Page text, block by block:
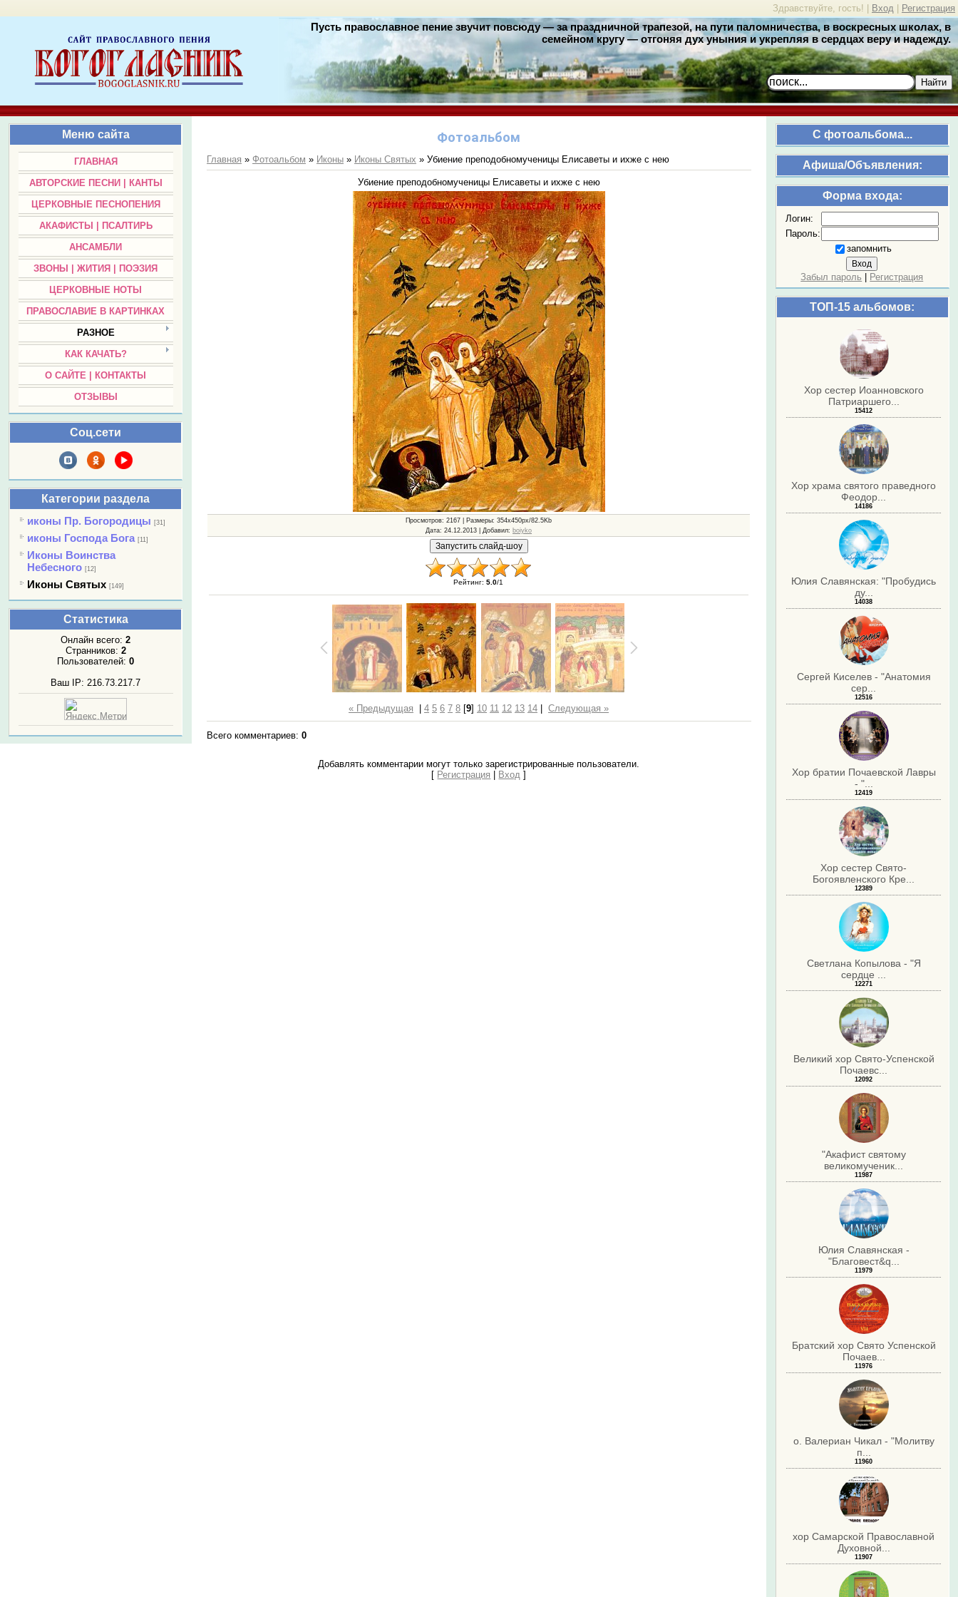
Здравствуйте, гость! | Вход Регистрация
Пусть православное пение звучит повсюду — за праздничной трапезой, на пути паломничества, в воскресных школах, в
семейном кругу — отгоняя дух уныния и укрепляя в сердцах веру и надежду.
Найти
Меню сайта
ГЛАВНАЯ
АВТОРСКИЕ ПЕСНИ | КАНТЫ
ЦЕРКОВНЫЕ ПЕСНОПЕНИЯ
АКАФИСТЫ | ПСАЛТИРЬ
АНСАМБЛИ
ЗВОНЫ | ЖИТИЯ | ПОЭЗИЯ
ЦЕРКОВНЫЕ НОТЫ
ПРАВОСЛАВИЕ В КАРТИНКАХ
РАЗНОЕ
КАК КАЧАТЬ?
О САЙТЕ | КОНТАКТЫ
ОТЗЫВЫ
Соц.сети
Категории раздела
иконы Пр. Богородицы [31]
иконы Господа Бога [11]
Иконы Воинства
Небесного [12]
Иконы Святых [149]
Статистика
Онлайн всего:2
Странников: 2
Пользователей:0
Ваш IP: 216.73.217.7
C фотоальбома...
Афиша/Объявления:
Форма входа:
Логин:
Пароль:
запомнить
Забыл пароль Регистрация
ТОП-15 альбомов:
Хор сестер Иоанновского
Патриаршего...
15412
Хор храма святого праведного
Феодор...
14186
Юлия Славянская: "Пробудись
ду...
14038
Сергей Киселев - "Анатомия
сер...
12516
Хор братии Почаевской Лавры
- "...
12419
Хор сестер Свято-
Богоявленского Кре...
12389
Светлана Копылова - "Я
сердце ...
12271
Великий хор Свято-Успенской
Почаевс...
12092
"Акафист святому
великомученик...
11987
Юлия Славянская -
"Благовест&q...
11979
Братский хор Свято Успенской
Почаев...
11976
о. Валериан Чикал - "Молитву
п...
11960
хор Самарской Православной
Духовной...
11907
Фотоальбом
Главная »Фотоальбом » Иконы » Иконы Святых » Убиение преподобномученицы Елисаветы и ихже с нею
Убиение преподобномученицы Елисаветы и ихже с нею
Просмотров: 2167 | Размеры: 354x450px/82.5Kb
Дата: 24.12.2013 |Добавил: boiyko
Рейтинг:5.0/1
« Предыдущая |4 5 6 7 8 [9] 10 11 12 13 14 |Следующая »
Всего комментариев:0
Добавлять комментарии могут только зарегистрированные пользователи.
[ Регистрация | Вход ]